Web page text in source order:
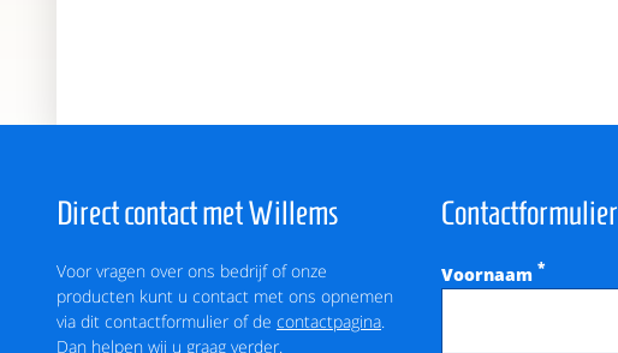
Direct contact met Willems
Voor vragen over ons bedrijf of onze
producten kunt u contact met ons opnemen
via dit contactformulier of de contactpagina.
Dan helpen wij u graag verder.
Contactformulier
Voornaam *